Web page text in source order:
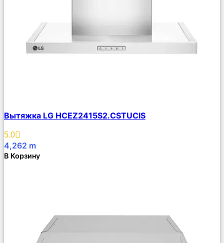
Описание
Избранное
Вытяжка LG HCEZ2415S2.CSTUCIS
5.0
4,262 m
В Корзину